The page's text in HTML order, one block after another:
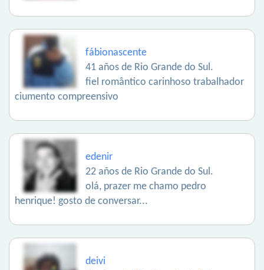
fábionascente
41 años de Rio Grande do Sul.
fiel romântico carinhoso trabalhador
ciumento compreensivo
edenir
22 años de Rio Grande do Sul.
olá, prazer me chamo pedro
henrique! gosto de conversar...
deivi